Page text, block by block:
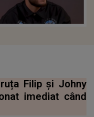
Filip și Johny
imediat când